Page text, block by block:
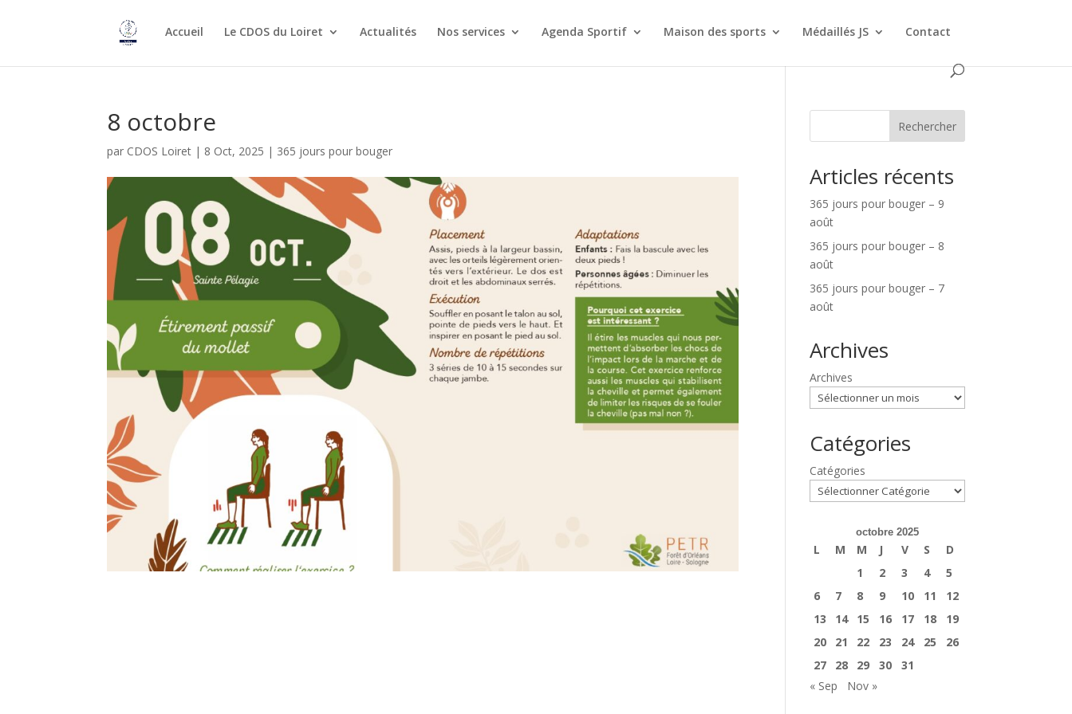
Accueil Le CDOS du Loiret Actualités Nos services Agenda Sportif Maison des sports Médaillés JS Contact
8 octobre
par CDOS Loiret | 8 Oct, 2025 | 365 jours pour bouger
Rechercher
Articles récents
365 jours pour bouger – 9
août
365 jours pour bouger – 8
août
365 jours pour bouger – 7
août
Archives
Archives
Catégories
Catégories
octobre 2025
L M M J V S
D
1
2 3 4
5
6
7 8 9 10 11
12
13
14 15 16 17 18
19
20
21 22 23 24 25
26
27
28 29 30
31
« Sep
Nov »